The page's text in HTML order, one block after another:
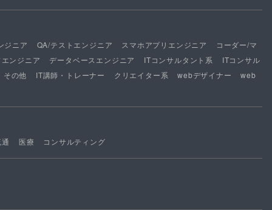
ジニア QA/テストエンジニア スマホアプリエンジニア
コーダー/マ
ンジニア
データベースエンジニア ITコンサルタント系
ITコンサル
その他
IT講師・トレーナー クリエイター系 webデザイナー web
医療 コンサルティング